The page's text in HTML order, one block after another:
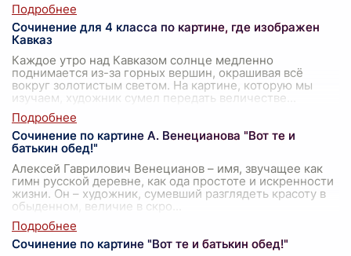
Сочинение для 4 класса по картине, где изображен
Кавказ
Каждое утро над Кавказом солнце медленно
поднимается из-за горных вершин, окрашивая всё
вокруг золотистым светом. На картине, которую мы
изучаем, художник сумел передать величестве
Сочинение по картине А. Венецианова "Вот те и
батькин обед!"
Алексей Гаврилович Венецианов – имя, звучащее как
гимн русской деревне, как ода простоте и искренности
жизни. Он – художник, сумевший разглядеть красоту в
обыденном, величие в скро
Сочинение по картине "Вот те и батькин обед!"